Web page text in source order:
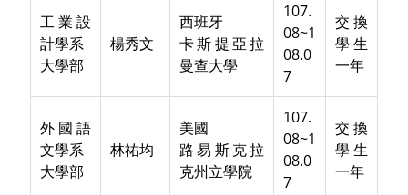
工業設
計學系
大學部
楊秀文
西班牙
卡斯提亞拉
曼查大學
107.
08~1
08.0
7
交換
學生
一年
外國語
文學系
大學部
林祐均
美國
路易斯克拉
克州立學院
107.
08~1
08.0
7
交換
學生
一年